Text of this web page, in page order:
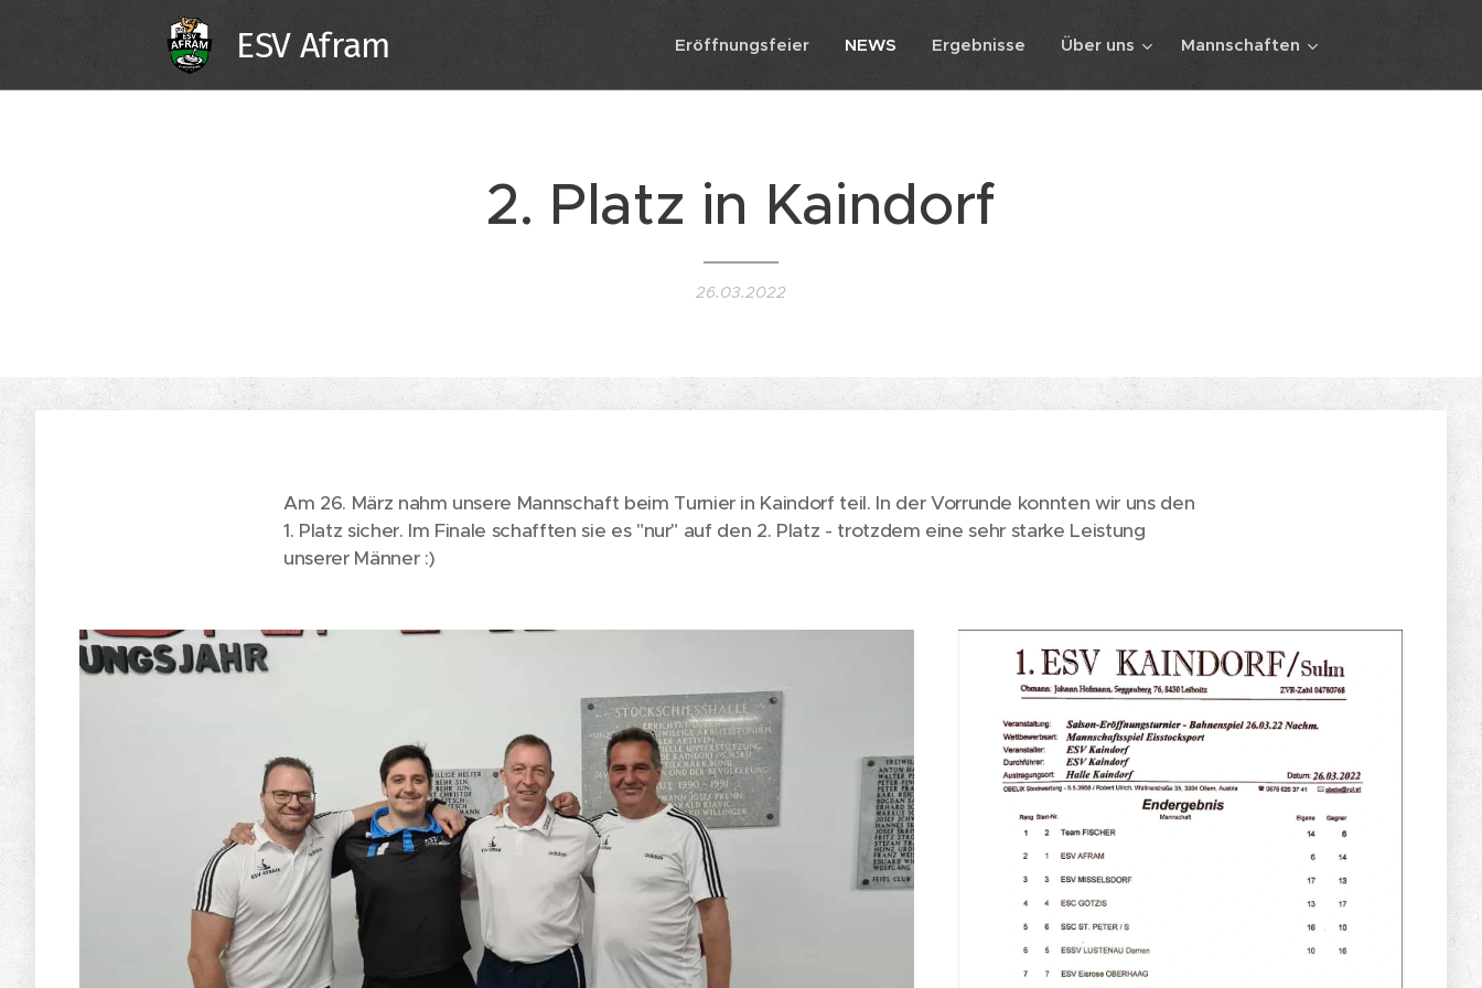
ESV Afram Eröffnungsfeier NEWS Ergebnisse Über uns Mannschaften
2. Platz in Kaindorf
26.03.2022
Am 26. März nahm unsere Mannschaft beim Turnier in Kaindorf teil. In der Vorrunde konnten wir uns den
1. Platz sicher. Im Finale schafften sie es "nur" auf den 2. Platz - trotzdem eine sehr starke Leistung
unserer Männer :)